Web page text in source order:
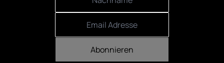
Abonnieren